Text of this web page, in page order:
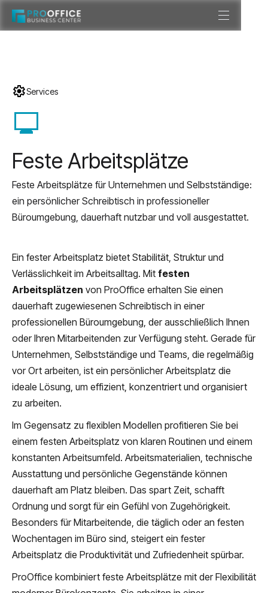
Services
monitor
Feste Arbeitsplätze
Feste Arbeitsplätze für Unternehmen und Selbstständige:
ein persönlicher Schreibtisch in professioneller
Büroumgebung, dauerhaft nutzbar und voll ausgestattet.
Ein fester Arbeitsplatz bietet Stabilität, Struktur und
Verlässlichkeit im Arbeitsalltag. Mit festen
Arbeitsplätzen von ProOffice erhalten Sie einen
dauerhaft zugewiesenen Schreibtisch in einer
professionellen Büroumgebung, der ausschließlich Ihnen
oder Ihren Mitarbeitenden zur Verfügung steht. Gerade für
Unternehmen, Selbstständige und Teams, die regelmäßig
vor Ort arbeiten, ist ein persönlicher Arbeitsplatz die
ideale Lösung, um effizient, konzentriert und organisiert
zu arbeiten.
Im Gegensatz zu flexiblen Modellen profitieren Sie bei
einem festen Arbeitsplatz von klaren Routinen und einem
konstanten Arbeitsumfeld. Arbeitsmaterialien, technische
Ausstattung und persönliche Gegenstände können
dauerhaft am Platz bleiben. Das spart Zeit, schafft
Ordnung und sorgt für ein Gefühl von Zugehörigkeit.
Besonders für Mitarbeitende, die täglich oder an festen
Wochentagen im Büro sind, steigert ein fester
Arbeitsplatz die Produktivität und Zufriedenheit spürbar.
ProOffice kombiniert feste Arbeitsplätze mit der Flexibilität